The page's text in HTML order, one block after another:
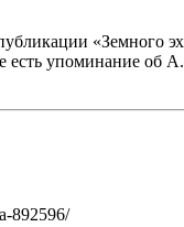
«Земного
есть упоминание об
892596/